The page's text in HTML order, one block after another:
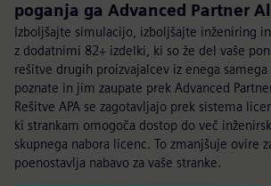
poganja ga Advanced Partner
Izboljšajte simulacijo, izboljšajte inženiring
z dodatnimi 82+ izdelki, ki so že del vaše
rešitve drugih proizvajalcev iz enega
poznate in jim zaupate prek Advanced
Rešitve APA se zagotavljajo prek sistema
ki strankam omogoča dostop do več
skupnega nabora licenc. To zmanjšuje ovire
poenostavlja nabavo za vaše stranke.